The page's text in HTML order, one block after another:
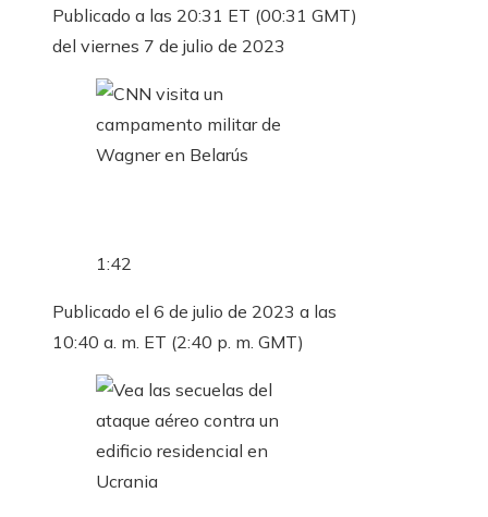
Publicado a las 20:31 ET (00:31 GMT)
del viernes 7 de julio de 2023
1:42
Publicado el 6 de julio de 2023 a las
10:40 a. m. ET (2:40 p. m. GMT)